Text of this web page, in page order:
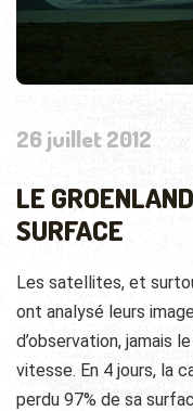
26 juillet 2012
LE
SURFACE
Les satellites, et
ont analysé leurs
d’observation, jamais
vitesse. En 4 jours, la
perdu 97% de sa